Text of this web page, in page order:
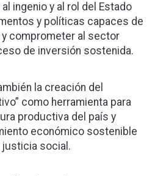
ingenio y al rol del Estado
y políticas capaces de
comprometer al sector
de inversión sostenida.
la creación del
como herramienta para
productiva del país y
económico sostenible
social.